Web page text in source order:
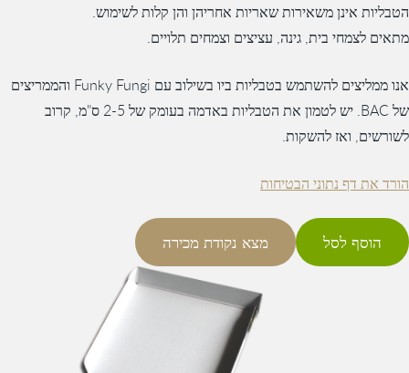
הטבליות אינן משאירות שאריות אחריהן והן קלות לשימוש.
מתאים לצמחי בית, גינה, עציצים וצמחים תלויים.
אנו ממליצים להשתמש בטבליות ביו בשילוב עם Funky Fungi והממריצים
של BAC. יש לטמון את הטבליות באדמה בעומק של 2-5 ס"מ, קרוב
לשורשים, ואז להשקות.
הורד את דף נתוני הבטיחות
הוסף לסל מצא נקודת מכירה